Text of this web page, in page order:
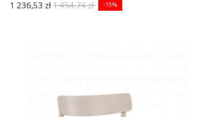
1 236,53 zł1 454,74 zł -15%